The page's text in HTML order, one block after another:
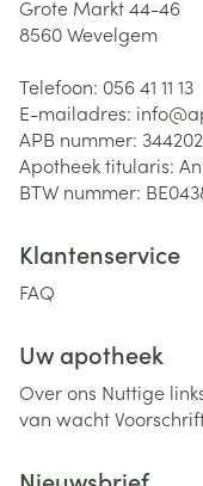
Grote Markt 44-46
8560Wevelgem
Telefoon: 056 41 11 13
E-mailadres: info@
APB nummer: 344202
Apotheek titularis:
BTW nummer:
Klantenservice
FAQ
Uw apotheek
Over ons Nuttige
van wacht